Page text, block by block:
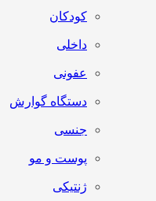
کودکان
داخلی
عفونی
دستگاه گوارش
جنسی
پوست و مو
ژنتیکی